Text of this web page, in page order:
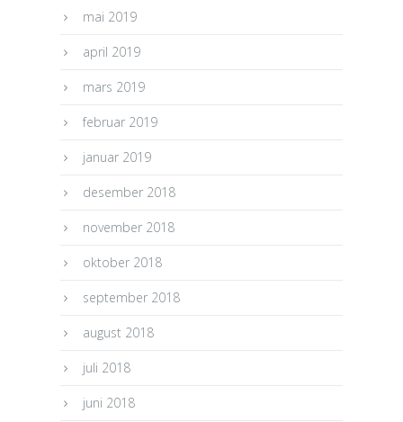
mai 2019
april 2019
mars 2019
februar 2019
januar 2019
desember 2018
november 2018
oktober 2018
september 2018
august 2018
juli 2018
juni 2018